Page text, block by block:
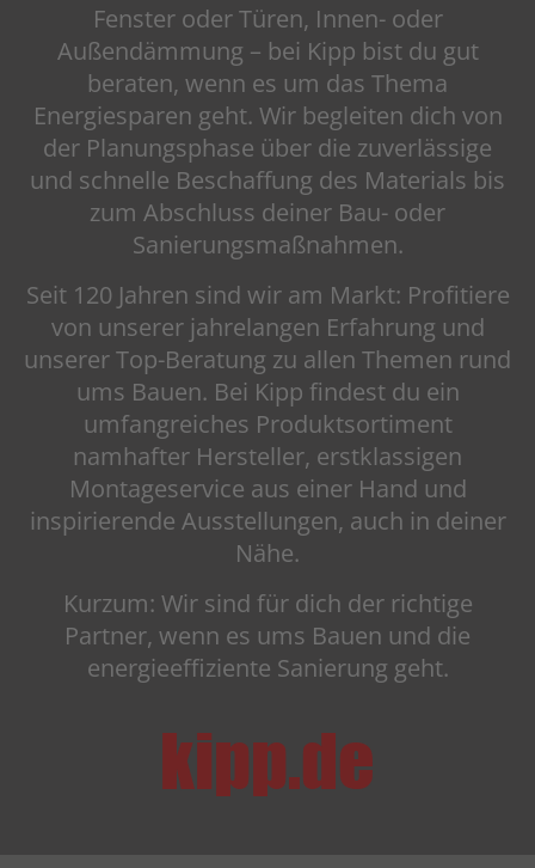
Fenster oder Türen, Innen- oder
Außendämmung – bei Kipp bist du gut
beraten, wenn es um das Thema
Energiesparen geht. Wir begleiten dich von
der Planungsphase über die zuverlässige
und schnelle Beschaffung des Materials bis
zum Abschluss deiner Bau- oder
Sanierungsmaßnahmen.
Seit 120 Jahren sind wir am Markt: Profitiere
von unserer jahrelangen Erfahrung und
unserer Top-Beratung zu allen Themen rund
ums Bauen. Bei Kipp findest du ein
umfangreiches Produktsortiment
namhafter Hersteller, erstklassigen
Montageservice aus einer Hand und
inspirierende Ausstellungen, auch in deiner
Nähe.
Kurzum: Wir sind für dich der richtige
Partner, wenn es ums Bauen und die
energieeffiziente Sanierung geht.
kipp.de